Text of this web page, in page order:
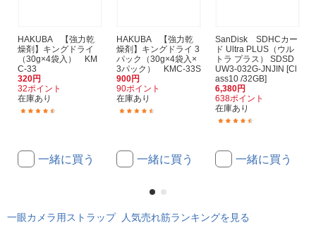
HAKUBA 【強力乾
燥剤】キングドライ
（30g×4袋入） KM
C-33
320円
32ポイント
在庫あり
一緒に買う
HAKUBA 【強力乾
燥剤】キングドライ 3
パック（30g×4袋入×
3パック） KMC-33S
900円
90ポイント
在庫あり
一緒に買う
SanDisk SDHCカー
ド Ultra PLUS（ウル
トラ プラス） SDSD
UW3-032G-JNJIN [Cl
ass10 /32GB]
6,380円
638ポイント
在庫あり
一緒に買う
一眼カメラ用ストラップ 人気売れ筋ランキングを見る